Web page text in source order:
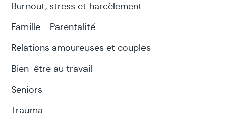
Burnout, stress et harcèlement
Famille - Parentalité
Relations amoureuses et couples
Bien-être au travail
Seniors
Trauma